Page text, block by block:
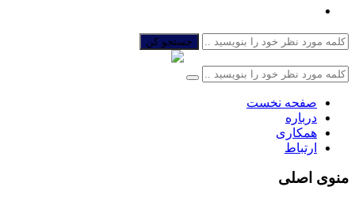
جستجو کن
صفحه نخست
درباره
همکاری
ارتباط
منوی اصلی